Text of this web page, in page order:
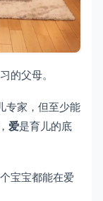
的父母。
专家，但至少能
爱是育儿的底
宝宝都能在爱